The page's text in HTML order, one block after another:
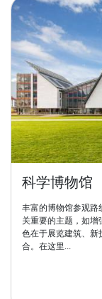
科学博物馆
丰富的博物馆参观路
关重要的主题，如
色在于展览建筑、新
合。在这里...